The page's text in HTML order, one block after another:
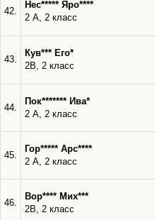
42.
Нес***** Яро****
2 А, 2 класс
43.
Кув*** Его*
2В, 2 класс
44.
Пок******* Ива*
2 А, 2 класс
45.
Гор***** Арс****
2 А, 2 класс
46.
Вор**** Мих***
2В, 2 класс